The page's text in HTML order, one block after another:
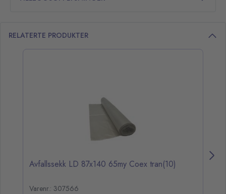
RELATERTE PRODUKTER
Avfallssekk LD 87x140 65my Coex tran(10)
Varenr.: 307566